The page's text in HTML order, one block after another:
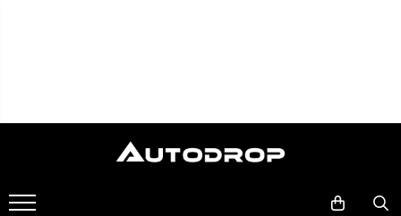
Navigatii Dedicate
Navigații